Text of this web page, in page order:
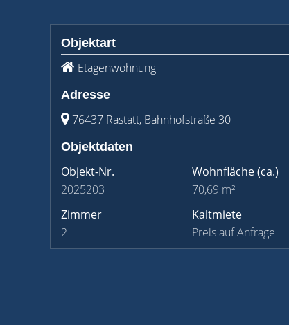
Objektart
Etagenwohnung
Adresse
76437 Rastatt, Bahnhofstraße 30
Objektdaten
Objekt-Nr.
2025203
Wohnfläche(ca.)
70,69 m²
Zimmer
2
Kaltmiete
Preis auf Anfrage